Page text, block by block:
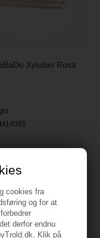
cookies fra
og for at
derfor endnu
Klik på
Xylofon Rosa
M14085